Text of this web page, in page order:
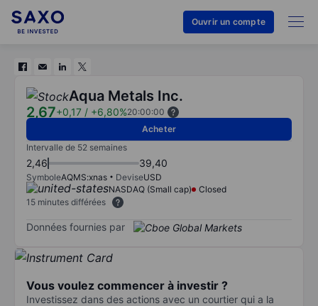
Ouvrir un compte
Aqua Metals Inc.
2,67+0,17 / +6,80%20:00:00
Acheter
Intervalle de 52 semaines
2,46 39,40
SymboleAQMS:xnas DeviseUSD
NASDAQ (Small cap)
Closed
15 minutes différées
Données fournies par
Vous voulez commencer à investir ?
Investissez dans des actions avec un courtier qui a la